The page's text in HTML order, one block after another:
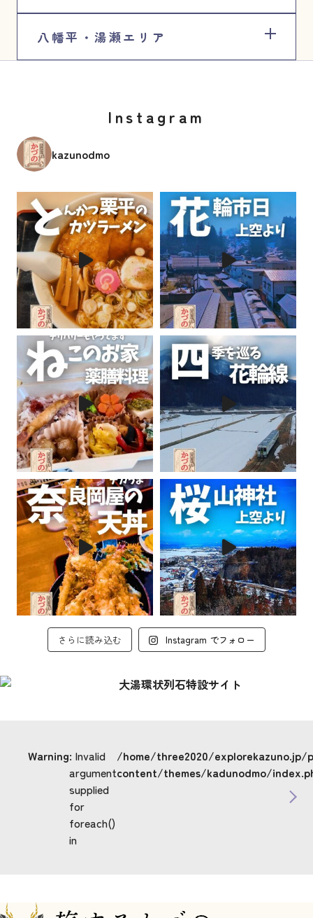
八幡平・湯瀬エリア
Instagram
kazunodmo
さらに読み込む Instagram でフォロー
Warning: Invalid
argument
supplied
for
foreach()
in
/home/three2020/
content/themes/kadunodmo/